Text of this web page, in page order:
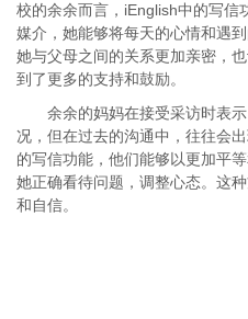
校的余余而言，iEnglish中的写信
媒介，她能够将每天的心情和遇
她与父母之间的关系更加亲密，
到了更多的支持和鼓励。
余余的妈妈在接受采访时表
况，但在过去的沟通中，往往会
的写信功能，他们能够以更加平
她正确看待问题，调整心态。这
和自信。